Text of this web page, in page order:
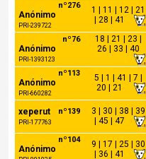
nº276
Anónimo
PRI-239722
1 | 11 | 12 | 21
| 28 | 41
nº76
Anónimo
PRI-1393123
18 | 21 | 23 |
26 | 33 | 40
nº113
Anónimo
PRI-660282
5 | 1 | 41 | 7 |
20 | 21
nº139
xeperut
PRI-177763
3 | 30 | 38 | 39
| 45 | 47
nº104
Anónimo
9 | 17 | 25 | 30
| 36 | 41